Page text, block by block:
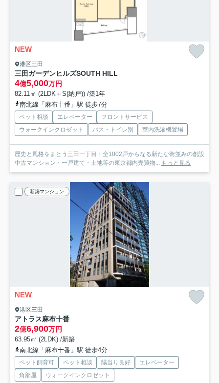
NEW
港区三田
三田ガーデンヒルズSOUTH HILL
4億5,000万円
82.11㎡ (2LDK＋S(納戸)) /築1年
南北線「麻布十番」駅 徒歩7分
ペット相談 エレベーター
フロントサービス
ウォークインクロゼット
バス・トイレ別 室内洗濯機置場
歴史と風格をまとう三田一丁目・全1002戸からなる新たな街並みの創設
中古マンション・一戸建て・土地等の東京都内売買物... もっと見る
新築マンション
NEW
港区三田
アトラス麻布十番
2億6,900万円
63.95㎡ (2LDK) /新築
南北線「麻布十番」駅 徒歩4分
ペット飼育可 ペット相談 陽当り良好
エレベーター
角部屋
ウォークインクロゼット